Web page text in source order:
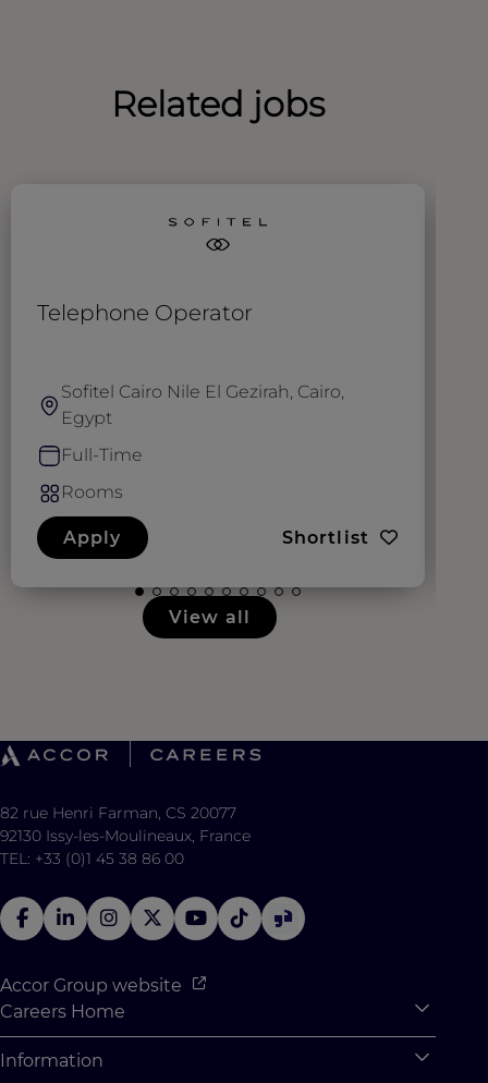
Related jobs
Telephone Operator
Sofitel Cairo Nile El Gezirah, Cairo,
Egypt
Full-Time
Rooms
Apply Shortlist
View all
82 rue Henri Farman, CS 20077
92130 Issy-les-Moulineaux, France
TEL: +33 (0)1 45 38 86 00
Accor Group website
Careers Home
Information